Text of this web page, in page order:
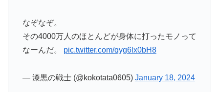
なぞなぞ。
その4000万人のほとんどが身体に打ったモノって
なーんだ。 pic.twitter.com/qyg6lx0bH8
— 漆黒の戦士 (@kokotata0605) January 18, 2024